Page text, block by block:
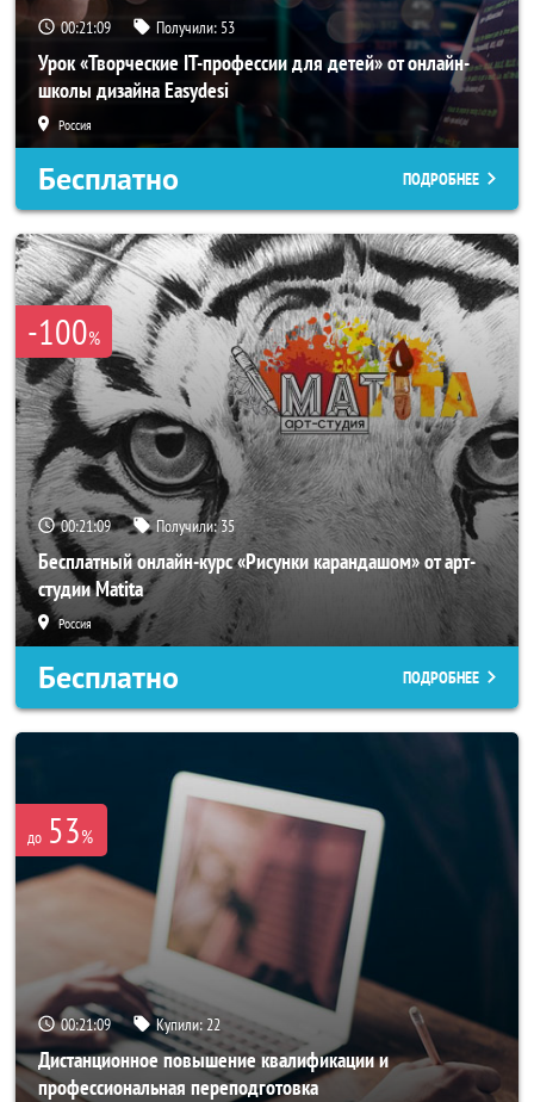
00:21:06 Получили: 53
Урок «Творческие IT-профессии для детей» от онлайн-
школы дизайна Easydesi
Россия
Бесплатно ПОДРОБНЕЕ
-100%
00:21:06 Получили:35
Бесплатный онлайн-курс «Рисунки карандашом» от арт-
студии Matita
Россия
Бесплатно ПОДРОБНЕЕ
до 53%
00:21:06 Купили:22
Дистанционное повышение квалификации и
профессиональная переподготовка